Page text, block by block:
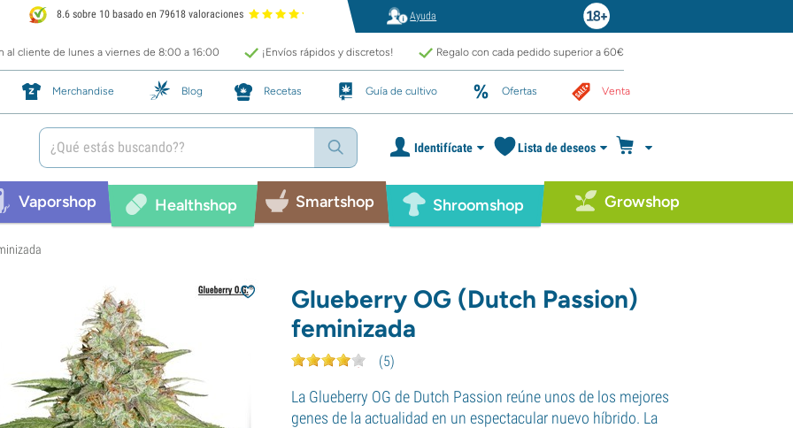
8.6 sobre 10 basado en 79618 valoraciones Ayuda
al cliente de lunes a viernes de 8:00 a 16:00 ¡Envíos rápidos y discretos! Regalo con cada pedido superior a 60€
Merchandise Blog Recetas Guía de cultivo Ofertas Venta
Identifícate Lista de deseos
Vaporshop Healthshop Smartshop Shroomshop Growshop
Glueberry OG (Dutch Passion)
feminizada
(5)
La Glueberry OG de Dutch Passion reúne unos de los mejores
genes de la actualidad en un espectacular nuevo híbrido. La